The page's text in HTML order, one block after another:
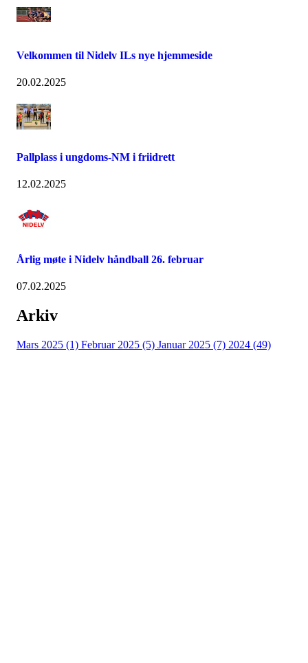
Velkommen til Nidelv ILs nye hjemmeside
20.02.2025
Pallplass i ungdoms-NM i friidrett
12.02.2025
Årlig møte i Nidelv håndball 26. februar
07.02.2025
Arkiv
Mars 2025 (1) Februar 2025 (5) Januar 2025 (7) 2024 (49)